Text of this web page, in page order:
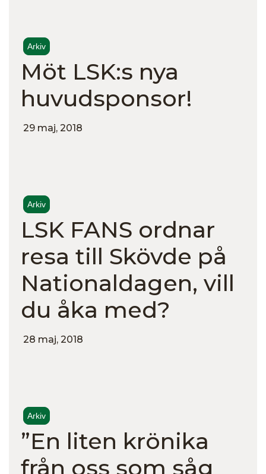
Arkiv
Möt LSK:s nya
huvudsponsor!
29 maj, 2018
Arkiv
LSK FANS ordnar
resa till Skövde på
Nationaldagen, vill
du åka med?
28 maj, 2018
Arkiv
”En liten krönika
från oss som såg